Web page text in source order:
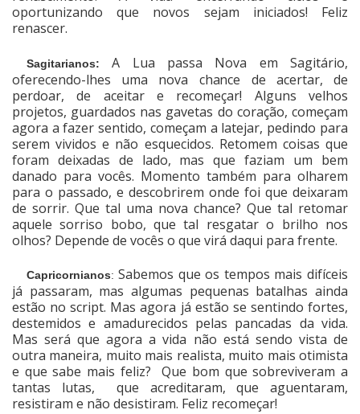
oportunizando que novos sejam iniciados! Feliz
renascer.
Sagitarianos:
A Lua passa Nova em Sagitário,
oferecendo-lhes uma nova chance de acertar, de
perdoar, de aceitar e recomeçar! Alguns velhos
projetos, guardados nas gavetas do coração, começam
agora a fazer sentido, começam a latejar, pedindo para
serem vividos e não esquecidos. Retomem coisas que
foram deixadas de lado, mas que faziam um bem
danado para vocês. Momento também para olharem
para o passado, e descobrirem onde foi que deixaram
de sorrir. Que tal uma nova chance? Que tal retomar
aquele sorriso bobo, que tal resgatar o brilho nos
olhos? Depende de vocês o que virá daqui para frente.
Capricornianos:Sabemos que os tempos mais difíceis
já passaram, mas algumas pequenas batalhas ainda
estão no script. Mas agora já estão se sentindo fortes,
destemidos e amadurecidos pelas pancadas da vida.
Mas será que agora a vida não está sendo vista de
outra maneira, muito mais realista, muito mais otimista
e que sabe mais feliz? Que bom que sobreviveram a
tantas lutas, que acreditaram, que aguentaram,
resistiram e não desistiram. Feliz recomeçar!